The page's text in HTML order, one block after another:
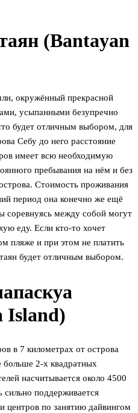
(Bantayan
окружённый прекрасной
усыпанными безупречно
будет отличным выбором, для
Себу до него расстояние
имеет всю необходимую
пребывания на нём и без
Стоимость проживания
период она конечно же ещё
соревнуясь между собой могут
еду. Если кто-то хочет
пляже и при этом не платить
будет отличным выбором.
Island)
в 7 километрах от острова
больше 2-х квадратных
насчитывается около 4500
сильно поддерживается
центров по занятию дайвингом